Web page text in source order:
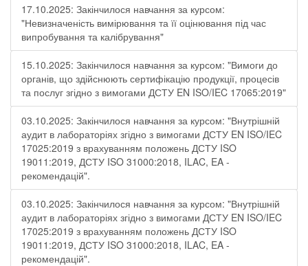
17.10.2025: Закінчилося навчання за курсом:
"Невизначеність вимірювання та її оцінювання під час
випробування та калібрування"
15.10.2025: Закінчилося навчання за курсом: "Вимоги до
органів, що здійснюють сертифікацію продукції, процесів
та послуг згідно з вимогами ДСТУ EN ISO/IEC 17065:2019"
03.10.2025: Закінчилося навчання за курсом: "Внутрішній
аудит в лабораторіях згідно з вимогами ДСТУ EN ISO/IEC
17025:2019 з врахуванням положень ДСТУ ISO
19011:2019, ДСТУ ISO 31000:2018, ILAC, EA -
рекомендацій".
03.10.2025: Закінчилося навчання за курсом: "Внутрішній
аудит в лабораторіях згідно з вимогами ДСТУ EN ISO/IEC
17025:2019 з врахуванням положень ДСТУ ISO
19011:2019, ДСТУ ISO 31000:2018, ILAC, EA -
рекомендацій".